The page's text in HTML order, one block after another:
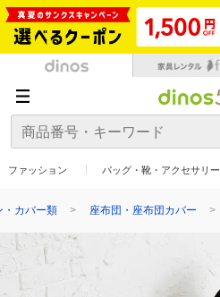
ファッション バッグ・靴・アクセサリー
・カバー類 座布団・座布団カバー